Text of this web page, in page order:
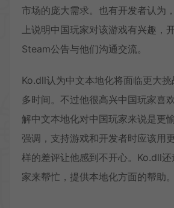
市场的庞大需求。也有开发者认为
上说明中国玩家对该游戏有兴趣，
Steam公告与他们沟通交流。
Ko.dll认为中文本地化将面临更大
多时间。不过他很高兴中国玩家喜
解中文本地化对中国玩家来说是更
强调，支持游戏和开发者时应该用
样的差评让他感到不开心。Ko.dll
家来帮忙，提供本地化方面的帮助。